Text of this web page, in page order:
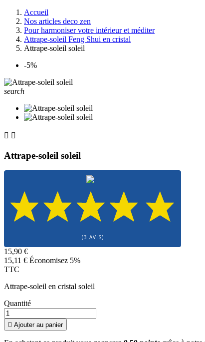
Accueil
Nos articles deco zen
Pour harmoniser votre intérieur et méditer
Attrape-soleil Feng Shui en cristal
Attrape-soleil soleil
-5%
search
 
Attrape-soleil soleil
(3 AVIS)
15,90 €
15,11 € Économisez 5%
TTC
Attrape-soleil en cristal soleil
Quantité
 Ajouter au panier